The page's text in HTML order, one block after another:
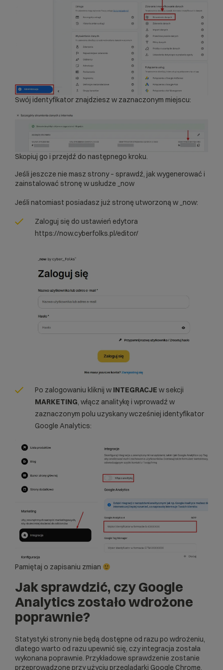
Swój identyfikator znajdziesz w zaznaczonym miejscu:
Skopiuj go i przejdź do następnego kroku.
Jeśli jeszcze nie masz strony – sprawdź, jak wygenerować i
zainstalować stronę w usłudze _now
Jeśli natomiast posiadasz już stronę utworzoną w _now:
Zaloguj się do ustawień edytora
https://now.cyberfolks.pl/editor/
Po zalogowaniu kliknij w INTEGRACJE w sekcji
MARKETING, włącz analitykę i wprowadź w
zaznaczonym polu uzyskany wcześniej identyfikator
Google Analytics:
Pamiętaj o zapisaniu zmian
Jak sprawdzić, czy Google
Analytics zostało wdrożone
poprawnie?
Statystyki strony nie będą dostępne od razu po wdrożeniu,
dlatego warto od razu upewnić się, czy integracja została
wykonana poprawnie. Przykładowe sprawdzenie zostanie
przeprowadzone przy użyciu przeglądarki Google Chrome.